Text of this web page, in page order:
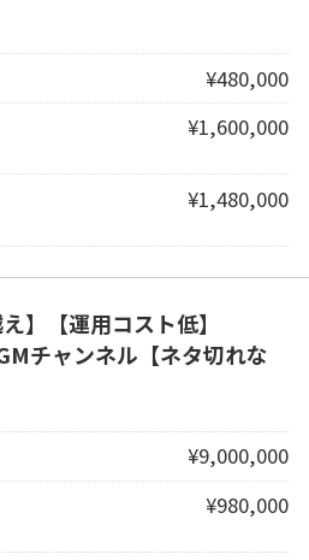
¥480,000
¥1,600,000
¥1,480,000
】【運用コスト低】
チャンネル【ネタ切れな
¥9,000,000
¥980,000